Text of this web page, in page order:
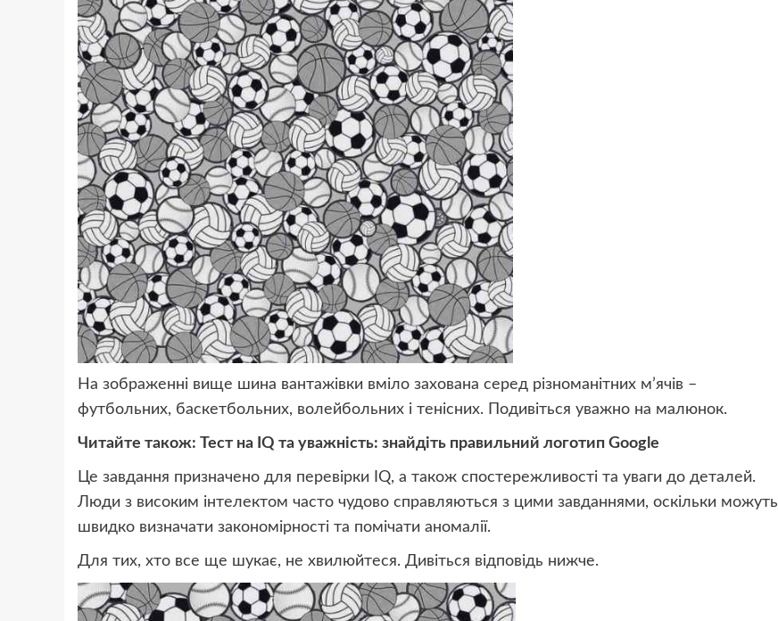
На зображенні вище шина вантажівки вміло захована серед різноманітних м’ячів –
футбольних, баскетбольних, волейбольних і тенісних. Подивіться уважно на малюнок.
Читайте також: Тест на IQ та уважність: знайдіть правильний логотип Google
Це завдання призначено для перевірки IQ, а також спостережливості та уваги до деталей.
Люди з високим інтелектом часто чудово справляються з цими завданнями, оскільки можуть
швидко визначати закономірності та помічати аномалії.
Для тих, хто все ще шукає, не хвилюйтеся. Дивіться відповідь нижче.